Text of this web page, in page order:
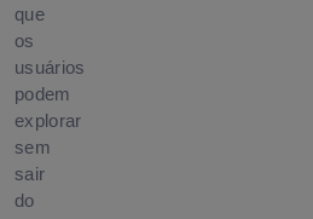
que
os
usuários
podem
explorar
sem
sair
do